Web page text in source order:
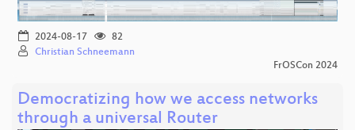
2024-08-17
82
Christian Schneemann
FrOSCon 2024
Democratizing how we access networks
through a universal Router